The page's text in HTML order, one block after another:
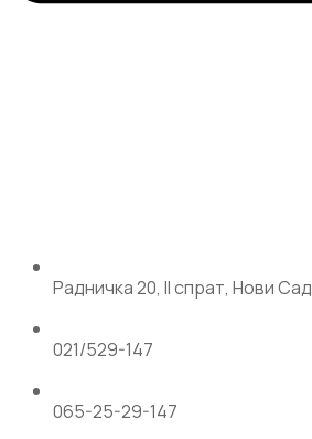
Радничка 20, II спрат, Нови Сад
021/529-147
065-25-29-147